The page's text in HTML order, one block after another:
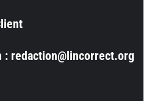
: redaction@lincorrect.org